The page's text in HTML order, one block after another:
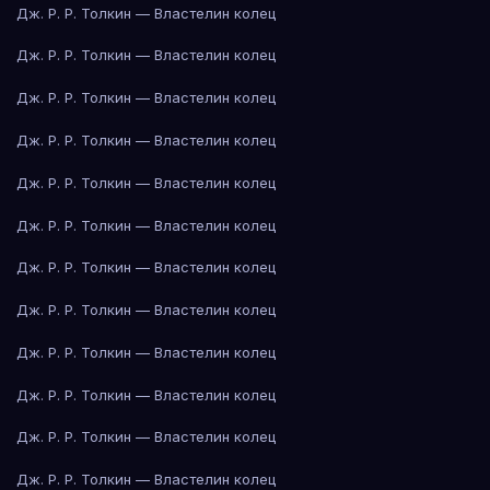
Дж. Р. Р. Толкин — Властелин колец
Дж. Р. Р. Толкин — Властелин колец
Дж. Р. Р. Толкин — Властелин колец
Дж. Р. Р. Толкин — Властелин колец
Дж. Р. Р. Толкин — Властелин колец
Дж. Р. Р. Толкин — Властелин колец
Дж. Р. Р. Толкин — Властелин колец
Дж. Р. Р. Толкин — Властелин колец
Дж. Р. Р. Толкин — Властелин колец
Дж. Р. Р. Толкин — Властелин колец
Дж. Р. Р. Толкин — Властелин колец
Дж. Р. Р. Толкин — Властелин колец